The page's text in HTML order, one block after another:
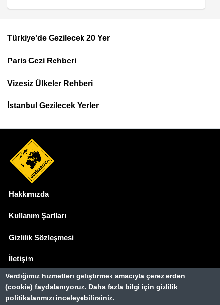
Top
Menu
Türkiye'de Gezilecek 20 Yer
Paris Gezi Rehberi
Vizesiz Ülkeler Rehberi
İstanbul Gezilecek Yerler
Hakkımızda
Kullanım Şartları
Gizlilik Sözleşmesi
İletişim
Basında Biz
Gezimanya Turizm, TÜRSAB'a kayıtlı bir
Verdiğimiz hizmetleri geliştirmek amacıyla çerezlerden
(cookie) faydalanıyoruz. Daha fazla bilgi için gizlilik
politikalarımızı inceleyebilirsiniz.